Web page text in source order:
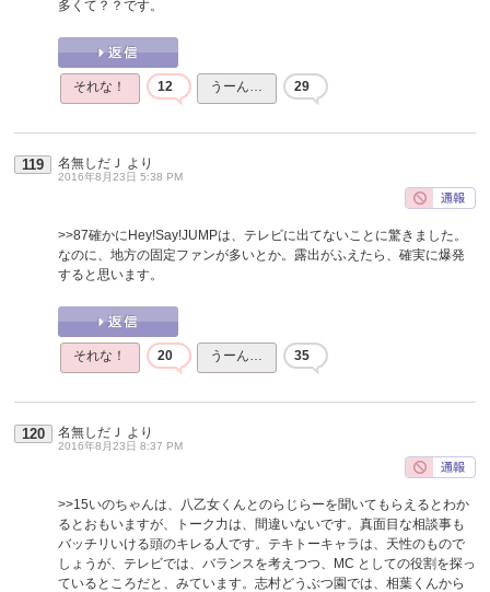
多くて？？です。
それな！ 12 うーん… 29
119 名無しだＪ より
2016年8月23日 5:38 PM
>>87確かにHey!Say!JUMPは、テレビに出てないことに驚きました。
なのに、地方の固定ファンが多いとか。露出がふえたら、確実に爆発
すると思います。
それな！ 20 うーん… 35
120 名無しだＪ より
2016年8月23日 8:37 PM
>>15いのちゃんは、八乙女くんとのらじらーを聞いてもらえるとわか
るとおもいますが、トーク力は、間違いないです。真面目な相談事も
バッチリいける頭のキレる人です。テキトーキャラは、天性のもので
しょうが、テレビでは、バランスを考えつつ、MC としての役割を探っ
ているところだと、みています。志村どうぶつ園では、相葉くんから